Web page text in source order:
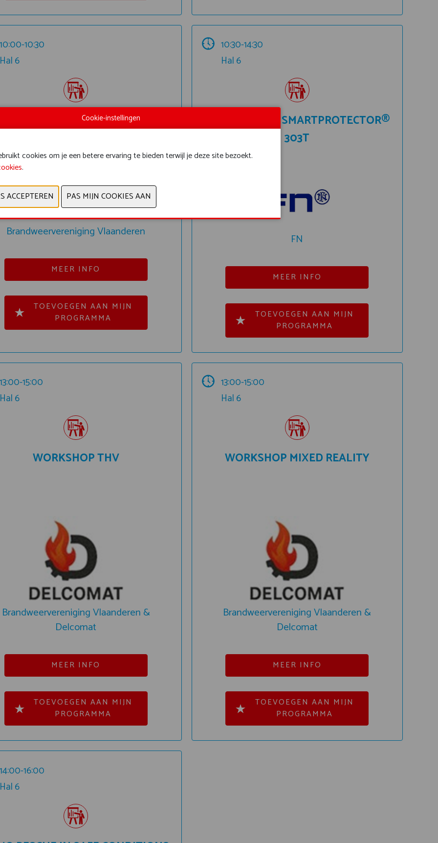
10:00-10:30
Hal 6
PROTECTION THAT MATTERS
Brandweervereniging Vlaanderen
MEER INFO
TOEVOEGEN AAN MIJN
PROGRAMMA
10:30-14:30
Hal 6
FN303® EN FN SMARTPROTECTOR®
303T
FN
MEER INFO
TOEVOEGEN AAN MIJN
PROGRAMMA
13:00-15:00
Hal 6
WORKSHOP THV
Brandweervereniging Vlaanderen &
Delcomat
MEER INFO
TOEVOEGEN AAN MIJN
PROGRAMMA
13:00-15:00
Hal 6
WORKSHOP MIXED REALITY
Brandweervereniging Vlaanderen &
Delcomat
MEER INFO
TOEVOEGEN AAN MIJN
PROGRAMMA
14:00-16:00
Hal 6
Cookie-instellingen
cookies om je een betere ervaring te bieden terwijl je deze site bezoekt.
.